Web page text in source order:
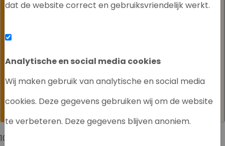
dat de website correct en gebruiksvriendelijk werkt.
Analytische en social media cookies
Wij maken gebruik van analytische en social media
cookies. Deze gegevens gebruiken wij om de website
te verbeteren. Deze gegevens blijven anoniem.
10 november 2025